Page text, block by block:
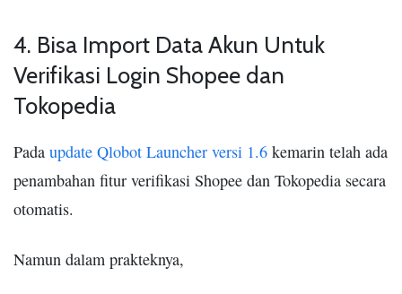
4. Bisa Import Data Akun Untuk
Verifikasi Login Shopee dan
Tokopedia
Pada update Qlobot Launcher versi 1.6 kemarin telah ada
penambahan fitur verifikasi Shopee dan Tokopedia secara
otomatis.
Namun dalam prakteknya,